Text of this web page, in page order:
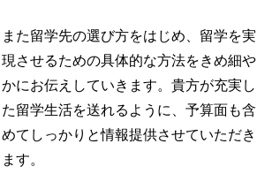
また留学先の選び方をはじめ、留学を実
現させるための具体的な方法をきめ細や
かにお伝えしていきます。貴方が充実し
た留学生活を送れるように、予算面も含
めてしっかりと情報提供させていただき
ます。